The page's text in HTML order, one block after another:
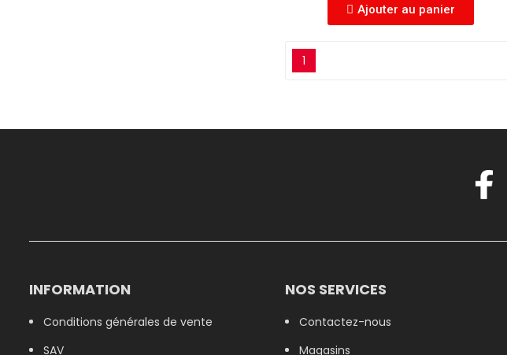
Ajouter au panier
1
INFORMATION
Conditions générales de vente
SAV
NOS SERVICES
Contactez-nous
Magasins